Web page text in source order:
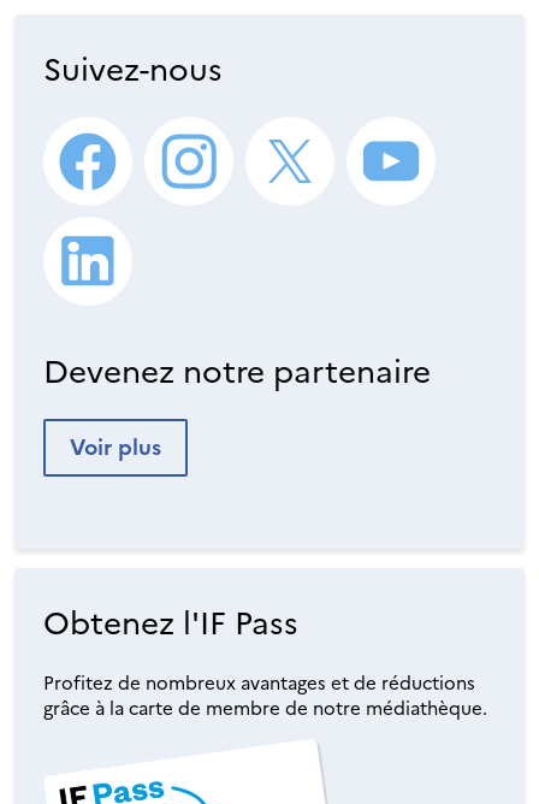
Suivez-nous
Devenez notre partenaire
Voir plus
Obtenez l'IF Pass
Profitez de nombreux avantages et de réductions
grâce à la carte de membre de notre médiathèque.